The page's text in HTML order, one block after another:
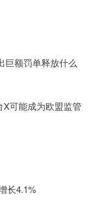
巨额罚单释放什么
可能成为欧盟监管
长4.1%